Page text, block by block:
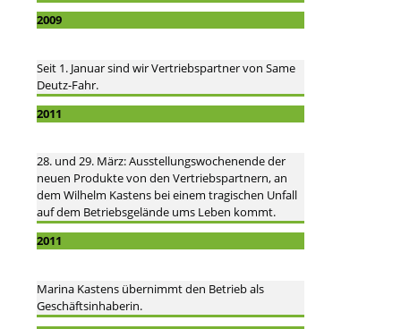
2009
Seit 1. Januar sind wir Vertriebspartner von Same
Deutz-Fahr.
2011
28. und 29. März: Ausstellungswochenende der
neuen Produkte von den Vertriebspartnern, an
dem Wilhelm Kastens bei einem tragischen Unfall
auf dem Betriebsgelände ums Leben kommt.
2011
Marina Kastens übernimmt den Betrieb als
Geschäftsinhaberin.